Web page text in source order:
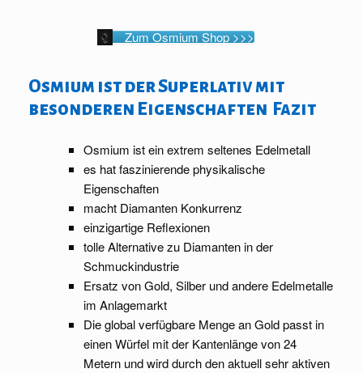
Zum Osmium Shop >>>
Osmium ist der Superlativ mit
besonderen Eigenschaften Fazit
Osmium ist ein extrem seltenes Edelmetall
es hat faszinierende physikalische
Eigenschaften
macht Diamanten Konkurrenz
einzigartige Reflexionen
tolle Alternative zu Diamanten in der
Schmuckindustrie
Ersatz von Gold, Silber und andere Edelmetalle
im Anlagemarkt
Die global verfügbare Menge an Gold passt in
einen Würfel mit der Kantenlänge von 24
Metern und wird durch den aktuell sehr aktiven